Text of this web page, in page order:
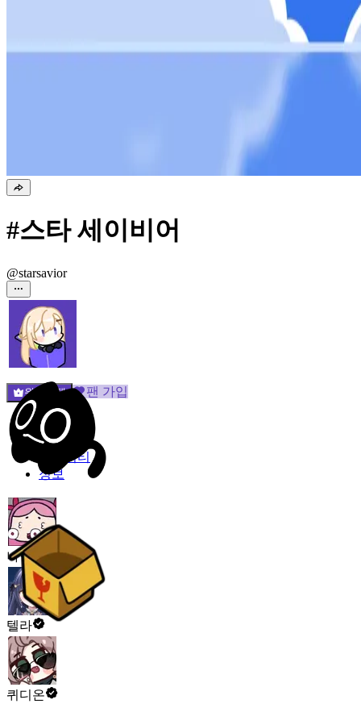
#스타 세이비어
@starsavior
원픽선택 팬 가입
밐타운
피드
커뮤니티
정보
나힝구
텔라
퀴디온